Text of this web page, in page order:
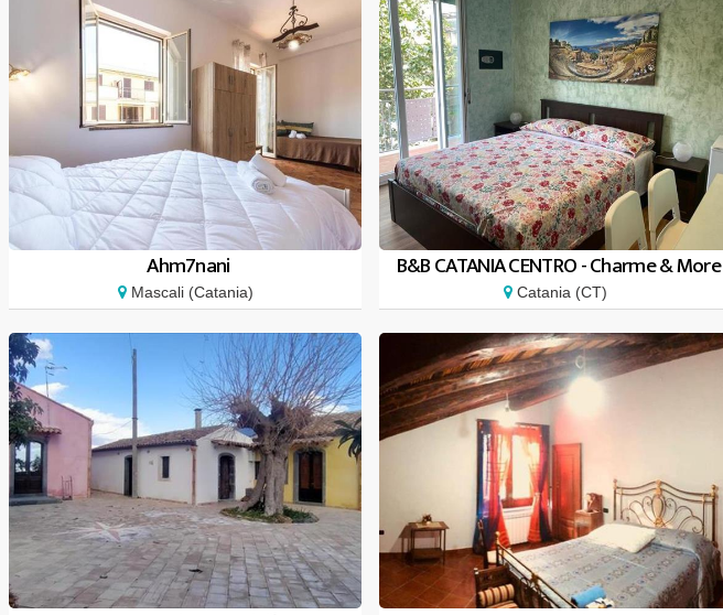
Ahm7nani
Mascali (Catania)
B&B CATANIA CENTRO - Charme & More
Catania (CT)